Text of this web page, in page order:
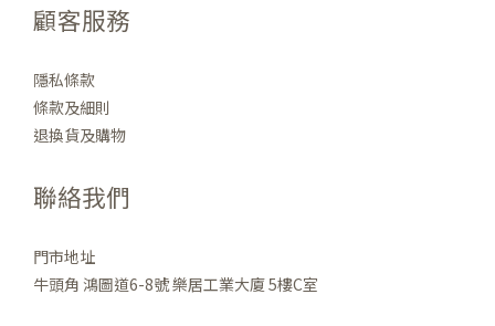
顧客服務
隱私條款
條款及細則
退換貨及購物
聯絡我們
門市地址
牛頭角 鴻圖道6-8號 樂居工業大廈 5樓C室